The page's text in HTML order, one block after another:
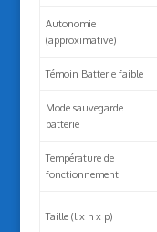
Autonomie
(approximative)
Témoin Batterie faible
Mode sauvegarde
batterie
Température de
fonctionnement
Taille (l x h x p)